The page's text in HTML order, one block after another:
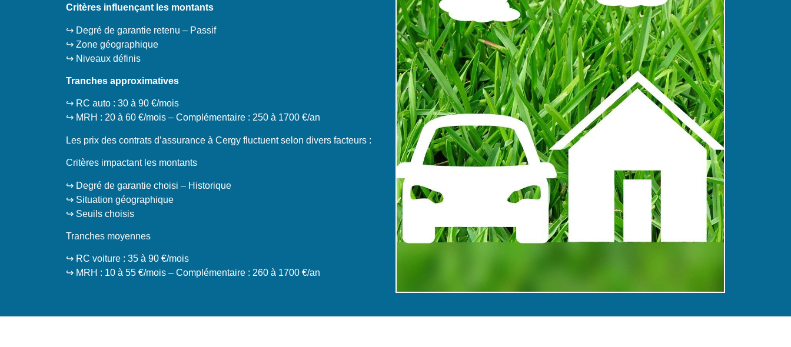
Critères influençant les montants
↪️ Degré de garantie retenu – Passif
↪️ Zone géographique
↪️ Niveaux définis
Tranches approximatives
↪️ RC auto : 30 à 90 €/mois
↪️ MRH : 20 à 60 €/mois – Complémentaire : 250 à 1700 €/an
Les prix des contrats d’assurance à Cergy fluctuent selon divers facteurs :
Critères impactant les montants
↪️ Degré de garantie choisi – Historique
↪️ Situation géographique
↪️ Seuils choisis
Tranches moyennes
↪️ RC voiture : 35 à 90 €/mois
↪️ MRH : 10 à 55 €/mois – Complémentaire : 260 à 1700 €/an